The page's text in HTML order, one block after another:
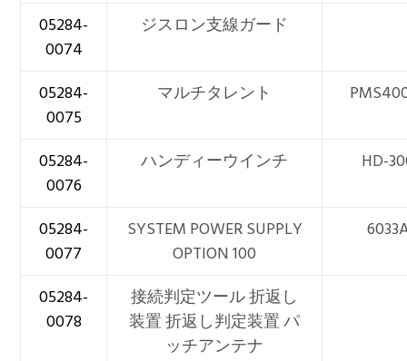
05284-
0074
ジスロン支線ガード
05284-
0075
マルチタレント
05284-
0076
ハンディーウインチ HD-
05284-
0077
SYSTEM POWER SUPPLY
OPTION 100
05284-
0078
接続判定ツール 折返し
装置 折返し判定装置 パ
ッチアンテナ